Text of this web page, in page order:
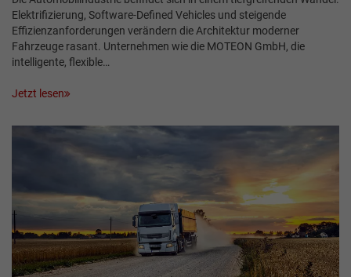
Elektrifizierung, Software-Defined Vehicles und steigende
Effizienzanforderungen verändern die Architektur moderner
Fahrzeuge rasant. Unternehmen wie die MOTEON GmbH, die
intelligente, flexible…
Jetzt lesen